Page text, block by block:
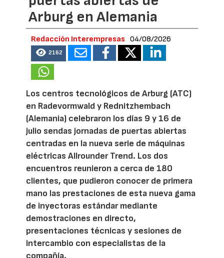
Arburg en Alemania
Redacción Interempresas 04/08/2026
2162
Los centros tecnológicos de Arburg (ATC)
en Radevormwald y Rednitzhembach
(Alemania) celebraron los días 9 y 16 de
julio sendas jornadas de puertas abiertas
centradas en la nueva serie de máquinas
eléctricas Allrounder Trend. Los dos
encuentros reunieron a cerca de 180
clientes, que pudieron conocer de primera
mano las prestaciones de esta nueva gama
de inyectoras estándar mediante
demostraciones en directo,
presentaciones técnicas y sesiones de
intercambio con especialistas de la
compañía.